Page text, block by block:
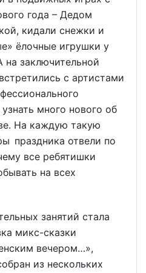
года – Дедом
кидали снежки и
ёлочные игрушки у
на заключительной
с артистами
много нового об
На каждую такую
праздника отвели по
все ребятишки
на всех
занятий стала
микс-сказки
вечером…»,
из нескольких